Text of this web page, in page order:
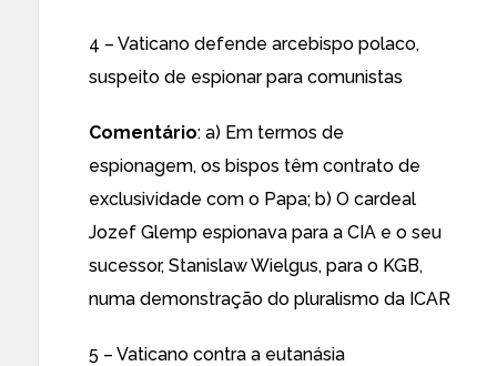
4 – Vaticano defende arcebispo polaco,
suspeito de espionar para comunistas
Comentário: a) Em termos de
espionagem, os bispos têm contrato de
exclusividade com o Papa; b) O cardeal
Jozef Glemp espionava para a CIA e o seu
sucessor, Stanislaw Wielgus, para o KGB,
numa demonstração do pluralismo da ICAR
5 – Vaticano contra a eutanásia